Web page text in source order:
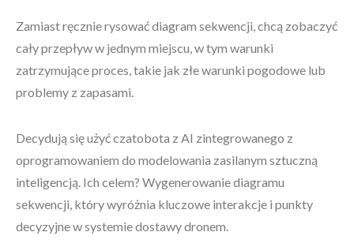
Zamiast ręcznie rysować diagram sekwencji, chcą zobaczyć
cały przepływ w jednym miejscu, w tym warunki
zatrzymujące proces, takie jak złe warunki pogodowe lub
problemy z zapasami.
Decydują się użyć czatobota z AI zintegrowanego z
oprogramowaniem do modelowania zasilanym sztuczną
inteligencją. Ich celem? Wygenerowanie diagramu
sekwencji, który wyróżnia kluczowe interakcje i punkty
decyzyjne w systemie dostawy dronem.